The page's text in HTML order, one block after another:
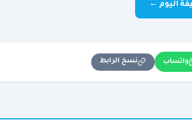
اليوم ←
واتساب نسخ الرابط